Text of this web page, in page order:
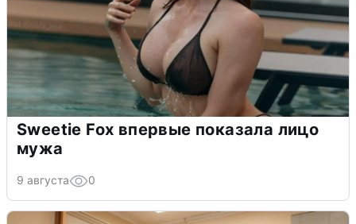
Sweetie Fox впервые показала лицо
мужа
9 августа 0